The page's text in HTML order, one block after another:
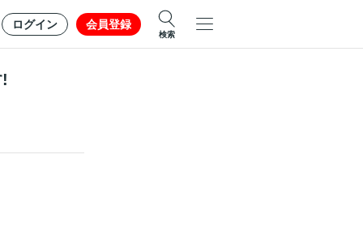
ログイン 会員登録
検索